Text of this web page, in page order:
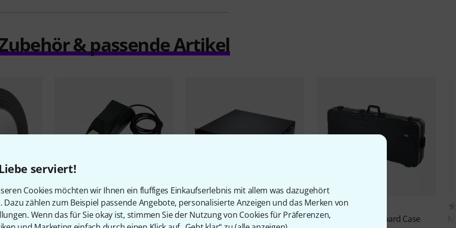
serviert!
Cookies möchten wir Ihnen ein fluffiges Einkaufserlebnis mit allem was dazugehört
Dazu zählen zum Beispiel passende Angebote, personalisierte Anzeigen und das Merken von
Wenn das für Sie okay ist, stimmen Sie der Nutzung von Cookies für Präferenzen,
& passende Artikel
1477
Lead FootLFD-2
1377
ThonRack Drawer 2U
Gator
TSA 61 Keyboard Case